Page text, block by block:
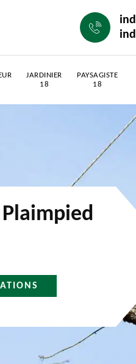
JARDINIER
18
PAYSAGISTE
18